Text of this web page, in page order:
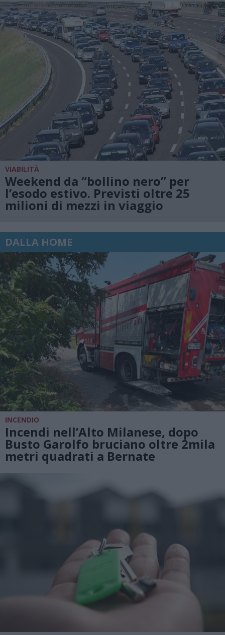
VIABILITÀ
Weekend da “bollino nero” per
l’esodo estivo. Previsti oltre 25
milioni di mezzi in viaggio
DALLA HOME
INCENDIO
Incendi nell’Alto Milanese, dopo
Busto Garolfo bruciano oltre 2mila
metri quadrati a Bernate